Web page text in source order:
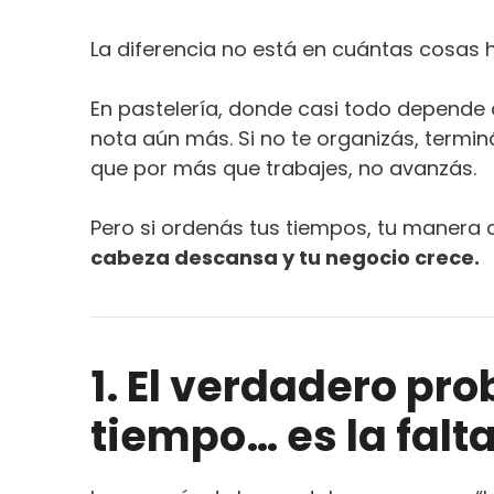
La diferencia no está en cuántas cosas
En pastelería, donde casi todo
nota aún más. Si no te organizás,
que por más que trabajes, no avanzás.
Pero si ordenás tus tiempos, tu
cabeza descansa y tu negocio crece.
1. El verdadero
tiempo… es la